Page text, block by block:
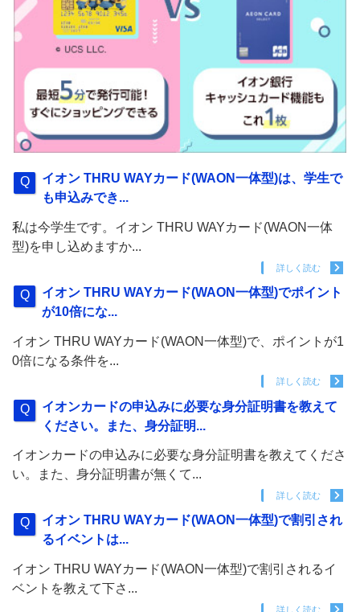
イオン THRU WAYカード(WAON一体型)は、学生で
も申込みでき...
私は今学生です。イオン THRU WAYカード(WAON一体
型)を申し込めますか...
詳しく読む
イオン THRU WAYカード(WAON一体型)でポイント
が10倍にな...
イオン THRU WAYカード(WAON一体型)で、ポイントが1
0倍になる条件を...
詳しく読む
イオンカードの申込みに必要な身分証明書を教えて
ください。また、身分証明...
イオンカードの申込みに必要な身分証明書を教えてくださ
い。また、身分証明書が無くて...
詳しく読む
イオン THRU WAYカード(WAON一体型)で割引され
るイベントは...
イオン THRU WAYカード(WAON一体型)で割引されるイ
ベントを教えて下さ...
詳しく読む